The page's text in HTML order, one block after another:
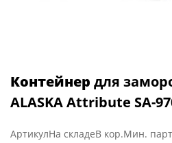
Контейнер для
ALASKA Attribute SA-
АртикулНа складеВ кор.Мин.